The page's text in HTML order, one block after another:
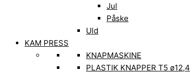
Jul
Påske
Uld
KAM PRESS
KNAPMASKINE
PLASTIK KNAPPER T5 ø12,4